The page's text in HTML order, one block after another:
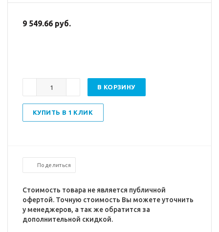
9 549.66 руб.
В КОРЗИНУ
КУПИТЬ В 1 КЛИК
Поделиться
Стоимость товара не является публичной
офертой. Точную стоимость Вы можете уточнить
у менеджеров, а так же обратится за
дополнительной скидкой.